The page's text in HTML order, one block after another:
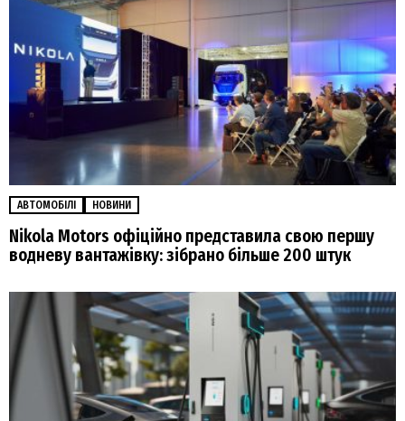
АВТОМОБІЛІ НОВИНИ
Nikola Motors офіційно представила свою першу
водневу вантажівку: зібрано більше 200 штук